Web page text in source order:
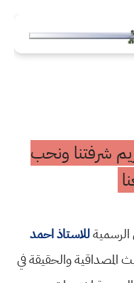
شرفتنا ونحب
الرسميةللاستاذ احمد
المصداقية والحقيقة في